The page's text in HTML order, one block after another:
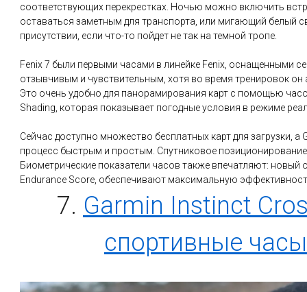
соответствующих перекрестках. Ночью можно включить
оставаться заметным для транспорта, или мигающий белый
присутствии, если что-то пойдет не так на темной тропе.
Fenix 7 были первыми часами в линейке Fenix, оснащенными
отзывчивым и чувствительным, хотя во время тренировок
Это очень удобно для панорамирования карт с помощью
Shading, которая показывает погодные условия в режиме
Сейчас доступно множество бесплатных карт для загрузки,
процесс быстрым и простым. Спутниковое
Биометрические показатели часов также впечатляют:
Endurance Score, обеспечивают максимальную
7. Garmin Instinct
спортивные